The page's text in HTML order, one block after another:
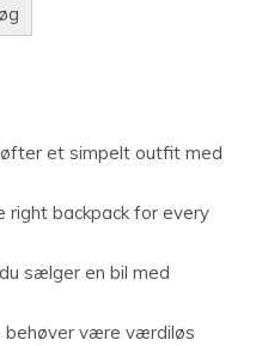
et simpelt outfit med
right backpack for every
sælger en bil med
behøver være værdiløs